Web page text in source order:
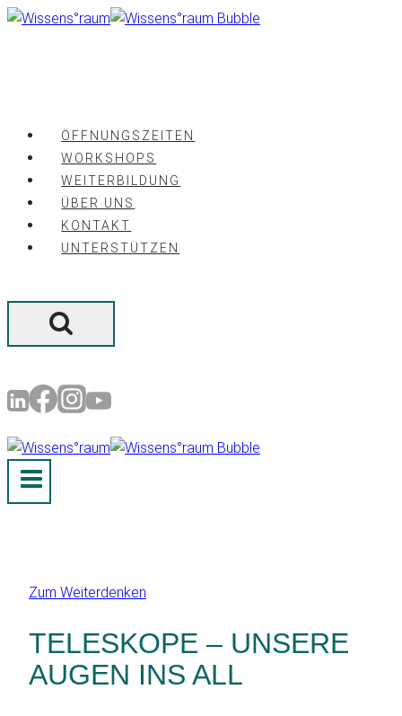
Zum
ÖFFNUNGSZEITEN
WORKSHOPS
WEITERBILDUNG
ÜBER UNS
KONTAKT
UNTERSTÜTZEN
Zum Weiterdenken
TELESKOPE – UNSERE
AUGEN INS ALL